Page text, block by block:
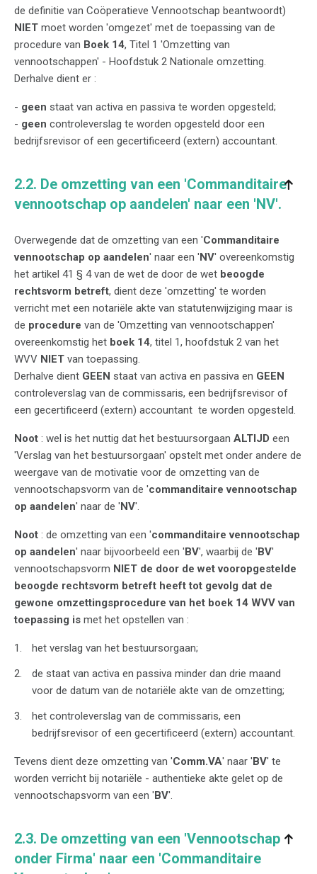
de definitie van Coöperatieve Vennootschap beantwoordt)
NIET moet worden 'omgezet' met de toepassing van de
procedure van Boek 14, Titel 1 'Omzetting van
vennootschappen' - Hoofdstuk 2 Nationale omzetting.
Derhalve dient er :
- geen staat van activa en passiva te worden opgesteld;
- geen controleverslag te worden opgesteld door een
bedrijfsrevisor of een gecertificeerd (extern) accountant.
2.2. De omzetting van een 'Commanditaire
vennootschap op aandelen' naar een 'NV'.
Overwegende dat de omzetting van een 'Commanditaire
vennootschap op aandelen' naar een 'NV' overeenkomstig
het artikel 41 § 4 van de wet de door de wet beoogde
rechtsvorm betreft, dient deze 'omzetting' te worden
verricht met een notariële akte van statutenwijziging maar is
de procedure van de 'Omzetting van vennootschappen'
overeenkomstig het boek 14, titel 1, hoofdstuk 2 van het
WVV NIET van toepassing.
Derhalve dient GEEN staat van activa en passiva en GEEN
controleverslag van de commissaris, een bedrijfsrevisor of
een gecertificeerd (extern) accountant te worden opgesteld.
Noot : wel is het nuttig dat het bestuursorgaan ALTIJD een
'Verslag van het bestuursorgaan' opstelt met onder andere de
weergave van de motivatie voor de omzetting van de
vennootschapsvorm van de 'commanditaire vennootschap
op aandelen' naar de 'NV'.
Noot : de omzetting van een 'commanditaire vennootschap
op aandelen' naar bijvoorbeeld een 'BV', waarbij de 'BV'
vennootschapsvorm NIET de door de wet vooropgestelde
beoogde rechtsvorm betreft heeft tot gevolg dat de
gewone omzettingsprocedure van het boek 14 WVV van
toepassing is met het opstellen van :
het verslag van het bestuursorgaan;
de staat van activa en passiva minder dan drie maand
voor de datum van de notariële akte van de omzetting;
het controleverslag van de commissaris, een
bedrijfsrevisor of een gecertificeerd (extern) accountant.
Tevens dient deze omzetting van 'Comm.VA' naar 'BV' te
worden verricht bij notariële - authentieke akte gelet op de
vennootschapsvorm van een 'BV'.
2.3. De omzetting van een 'Vennootschap
onder Firma' naar een 'Commanditaire